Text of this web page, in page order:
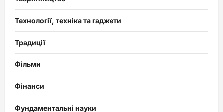
Технології, техніка та гаджети
Традиції
Фільми
Фінанси
Фундаментальні науки